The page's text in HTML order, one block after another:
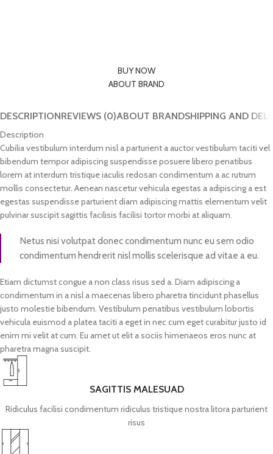
BUY NOW
ABOUT BRAND
DESCRIPTIONREVIEWS (0)ABOUT BRANDSHIPPING AND
Description
Cubilia vestibulum interdum nisl a parturient a auctor vestibulum taciti vel
bibendum tempor adipiscing suspendisse posuere libero penatibus
lorem at interdum tristique iaculis redosan condimentum a ac rutrum
mollis consectetur. Aenean nascetur vehicula egestas a adipiscing a est
egestas suspendisse parturient diam adipiscing mattis elementum velit
pulvinar suscipit sagittis facilisis facilisi tortor morbi at aliquam.
Netus nisi volutpat donec condimentum nunc eu sem odio
condimentum hendrerit nisl mollis scelerisque ad vitae a eu.
Etiam dictumst congue a non class risus sed a. Diam adipiscing a
condimentum in a nisl a maecenas libero pharetra tincidunt phasellus
justo molestie bibendum. Vestibulum penatibus vestibulum lobortis
vehicula euismod a platea taciti a eget in nec cum eget curabitur justo id
enim mi velit at cum. Eu amet ut elit a sociis himenaeos eros nunc at
pharetra magna suscipit.
SAGITTIS MALESUAD
Ridiculus facilisi condimentum ridiculus tristique nostra litora parturient
risus